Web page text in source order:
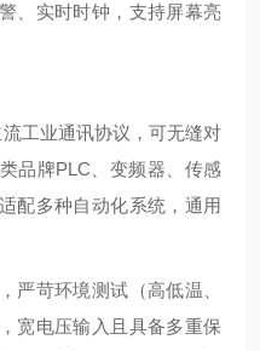
、实时时钟，支持屏幕亮
工业通讯协议，可无缝对
品牌PLC、变频器、传感
配多种自动化系统，通用
严苛环境测试（高低温、
宽电压输入且具备多重保